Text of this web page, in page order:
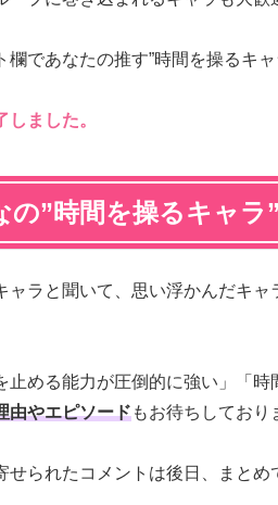
欄であなたの推す”時間を操るキャ
ました。
の”時間を操るキャラ
ャラと聞いて、思い浮かんだキャ
止める能力が圧倒的に強い」「
由やエピソードもお待ちしており
せられたコメントは後日、まとめ